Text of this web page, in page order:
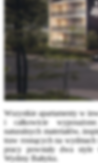
Wszystkie apartamenty w
i całkowicie
naturalnych materiałów,
traw rosnących na
pracy powstały dwa
Wydmy Bałtyku.